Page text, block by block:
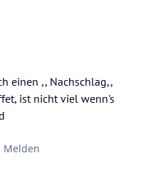
einen ,, Nachschlag,,
ist nicht viel wenn's
Melden